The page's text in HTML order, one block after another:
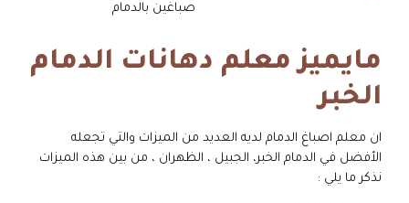
صباغين بالدمام
مايميز معلم دهانات الدمام
الخبر
ان معلم اصباغ الدمام لديه العديد من الميزات والتي تجعله
الأفضل في الدمام الخبر، الجبيل ، الظهران ، من بين هذه الميزات
نذكر ما يلي :